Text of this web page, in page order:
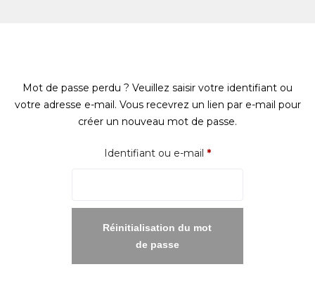
Mot de passe perdu ? Veuillez saisir votre identifiant ou
votre adresse e-mail. Vous recevrez un lien par e-mail pour
créer un nouveau mot de passe.
Identifiant ou e-mail *Obligatoire
Réinitialisation du mot
de passe